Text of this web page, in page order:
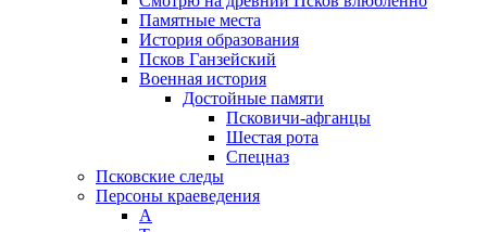
Памятные места
История образования
Псков Ганзейский
Военная история
Достойные памяти
Псковичи-афганцы
Шестая рота
Спецназ
Псковские следы
Персоны краеведения
А